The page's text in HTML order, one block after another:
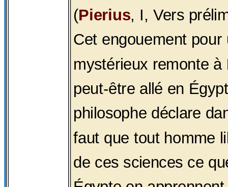
(Pierius, I, Vers
Cet engouement pour
mystérieux remonte à
peut-être allé en
philosophe déclare
faut que tout homme
de ces sciences ce